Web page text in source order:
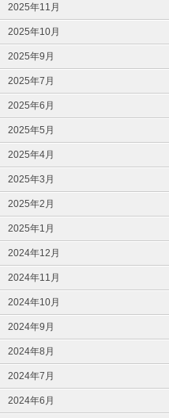
2025年11月
2025年10月
2025年9月
2025年7月
2025年6月
2025年5月
2025年4月
2025年3月
2025年2月
2025年1月
2024年12月
2024年11月
2024年10月
2024年9月
2024年8月
2024年7月
2024年6月